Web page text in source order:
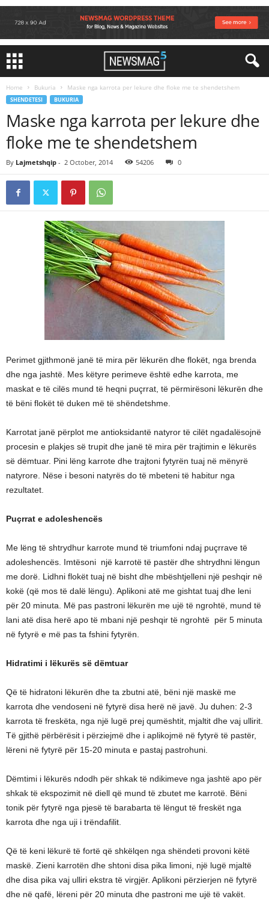
Home Bukuria Maske nga karrota per lekure dhe floke me te shendetshem
SHENDETESI BUKURIA
Maske nga karrota per lekure dhe
floke me te shendetshem
By Lajmetshqip - 2 October, 2014 54206 0
Perimet gjithmonë janë të mira për lëkurën dhe flokët, nga brenda
dhe nga jashtë. Mes këtyre perimeve është edhe karrota, me
maskat e të cilës mund të heqni puçrrat, të përmirësoni lëkurën dhe
të bëni flokët të duken më të shëndetshme.
Karrotat janë përplot me antioksidantë natyror të cilët ngadalësojnë
procesin e plakjes së trupit dhe janë të mira për trajtimin e lëkurës
së dëmtuar. Pini lëng karrote dhe trajtoni fytyrën tuaj në mënyrë
natyrore. Nëse i besoni natyrës do të mbeteni të habitur nga
rezultatet.
Puçrrat e adoleshencës
Me lëng të shtrydhur karrote mund të triumfoni ndaj puçrrave të
adoleshencës. Imtësoni një karrotë të pastër dhe shtrydhni lëngun
me dorë. Lidhni flokët tuaj në bisht dhe mbështjelleni një peshqir në
kokë (që mos të dalë lëngu). Aplikoni atë me gishtat tuaj dhe leni
për 20 minuta. Më pas pastroni lëkurën me ujë të ngrohtë, mund të
lani atë disa herë apo të mbani një peshqir të ngrohtë për 5 minuta
në fytyrë e më pas ta fshini fytyrën.
Hidratimi i lëkurës së dëmtuar
Që të hidratoni lëkurën dhe ta zbutni atë, bëni një maskë me
karrota dhe vendoseni në fytyrë disa herë në javë. Ju duhen: 2-3
karrota të freskëta, nga një lugë prej qumështit, mjaltit dhe vaj ullirit.
Të gjithë përbërësit i përziejmë dhe i aplikojmë në fytyrë të pastër,
lëreni në fytyrë për 15-20 minuta e pastaj pastrohuni.
Dëmtimi i lëkurës ndodh për shkak të ndikimeve nga jashtë apo për
shkak të ekspozimit në diell që mund të zbutet me karrotë. Bëni
tonik për fytyrë nga pjesë të barabarta të lëngut të freskët nga
karrota dhe nga uji i trëndafilit.
Që të keni lëkurë të fortë që shkëlqen nga shëndeti provoni këtë
maskë. Zieni karrotën dhe shtoni disa pika limoni, një lugë mjaltë
dhe disa pika vaj ulliri ekstra të virgjër. Aplikoni përzierjen në fytyrë
dhe në qafë, lëreni për 20 minuta dhe pastroni me ujë të vakët.